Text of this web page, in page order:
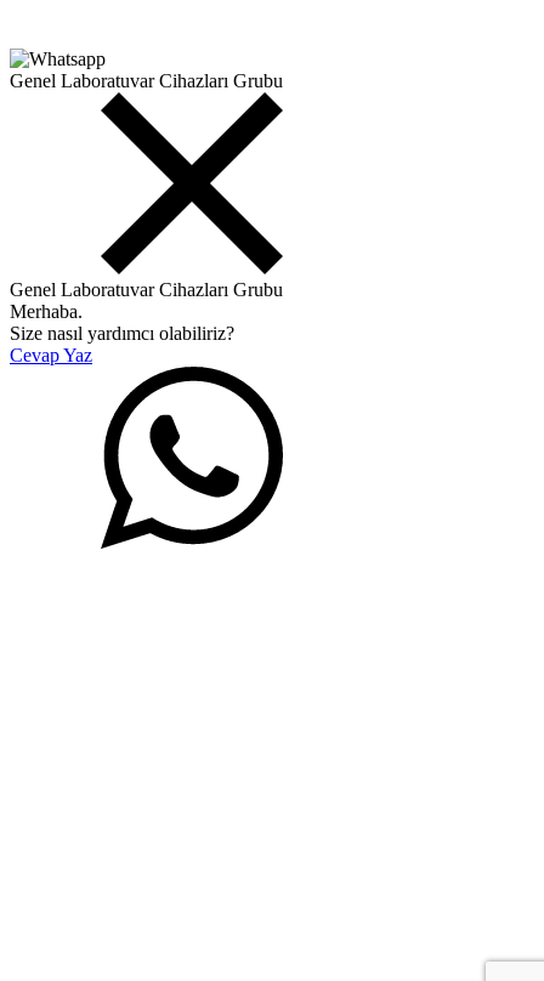
Genel Laboratuvar Cihazları Grubu
Genel Laboratuvar Cihazları Grubu
Merhaba.
Size nasıl yardımcı olabiliriz?
Cevap Yaz